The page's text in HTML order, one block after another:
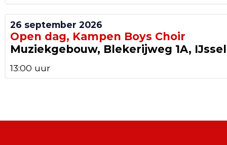
26 september 2026
Open dag, Kampen Boys Choir
Muziekgebouw, Blekerijweg 1A,
13:00 uur